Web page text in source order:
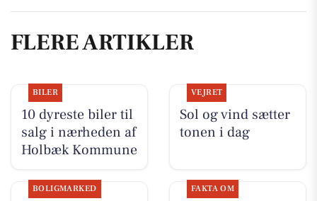
FLERE ARTIKLER
BILER
10 dyreste biler til
salg i nærheden af
Holbæk Kommune
VEJRET
Sol og vind sætter
tonen i dag
BOLIGMARKED FAKTA OM